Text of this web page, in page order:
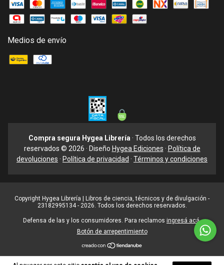
Medios de envío
Compra segura Hygea Librería· Todos los derechos
reservados © 2026 · Diseño Hygea Ediciones · Política de
devoluciones · Política de privacidad · Términos y condiciones
Copyright Hygea Librería | Libros de ciencia, técnicos y de divulgación -
23182995134 - 2026. Todos los derechos reservados.
Defensa de las y los consumidores. Para reclamos ingresá acá.
Botón de arrepentimiento